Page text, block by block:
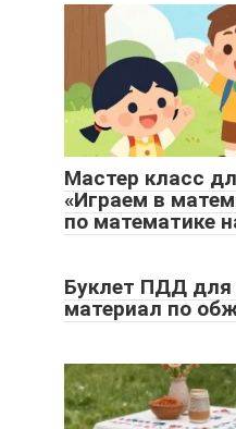
Мастер класс
«Играем в
по математике
Буклет ПДД для
материал по